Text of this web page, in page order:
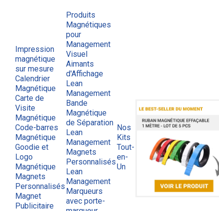
Impression
magnétique
sur mesure
Calendrier
Magnétique
Carte de
Visite
Magnétique
Code-barres
Magnétique
Goodie et
Logo
Magnétique
Magnets
Personnalisés
Magnet
Publicitaire
Produits
Magnétiques
pour
Management
Visuel
Aimants
d'Affichage
Lean
Management
Bande
Magnétique
de Séparation
Lean
Management
Magnets
Personnalisés
Lean
Management
Marqueurs
avec porte-
Nos
Kits
Tout-
en-
Un